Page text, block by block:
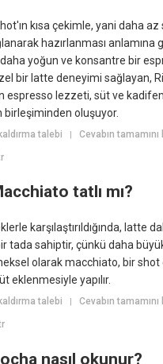
kısa çekimle, yani daha
hazırlanması anlamına
yoğun ve konsantre bir
bir latte deneyimi sağlayan,
espresso lezzeti, süt ve
birleşiminden oluşuyor.
talebi |Cevabın
tatlı mı?
karşılaştırıldığında, latte
tada sahiptir, çünkü daha
olarak macchiato, bir
eklenmesiyle yapılır.
talebi |Cevabın
nasıl okunur?